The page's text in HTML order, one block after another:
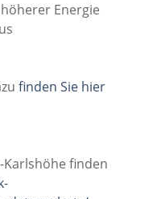
Energie
finden Sie hier
finden